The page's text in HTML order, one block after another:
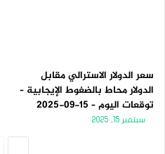
سعر الدولار الاسترالي مقابل
الدولار محاط بالضغوط الإيجابية –
توقعات اليوم – 15-09-2025
سبتمبر 15, 2025